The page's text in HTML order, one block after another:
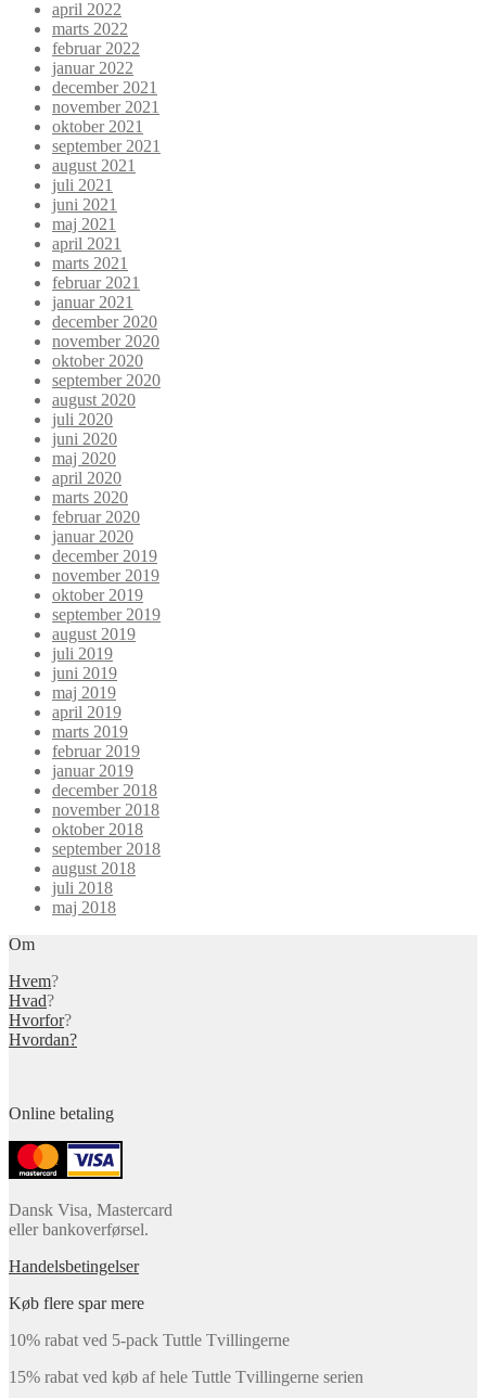
april 2022
marts 2022
februar 2022
januar 2022
december 2021
november 2021
oktober 2021
september 2021
august 2021
juli 2021
juni 2021
maj 2021
april 2021
marts 2021
februar 2021
januar 2021
december 2020
november 2020
oktober 2020
september 2020
august 2020
juli 2020
juni 2020
maj 2020
april 2020
marts 2020
februar 2020
januar 2020
december 2019
november 2019
oktober 2019
september 2019
august 2019
juli 2019
juni 2019
maj 2019
april 2019
marts 2019
februar 2019
januar 2019
december 2018
november 2018
oktober 2018
september 2018
august 2018
juli 2018
maj 2018
Om
Hvem?
Hvad?
Hvorfor?
Hvordan?
Online betaling
Dansk Visa, Mastercard
eller bankoverførsel.
Handelsbetingelser
Køb flere spar mere
10% rabat ved 5-pack Tuttle Tvillingerne
15% rabat ved køb af hele Tuttle Tvillingerne serien